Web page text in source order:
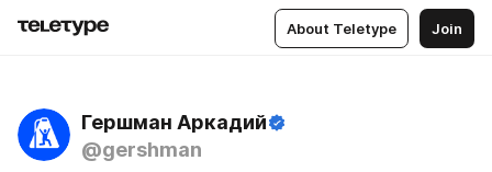
About Teletype Join
Гершман Аркадий
@gershman